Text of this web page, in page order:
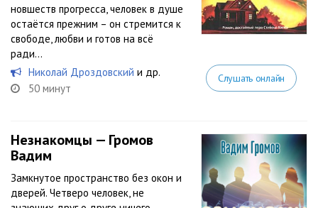
новшеств прогресса, человек в душе
остаётся прежним – он стремится к
свободе, любви и готов на всё
ради...
Николай Дроздовский и др.
50 минут
Слушать онлайн
Незнакомцы — Громов
Вадим
Замкнутое пространство без окон и
дверей. Четверо человек, не